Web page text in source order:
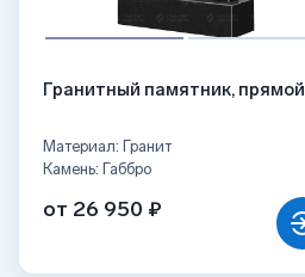
Гранитный памятник, прямой
Материал: Гранит
Камень: Габбро
от 26 950 ₽